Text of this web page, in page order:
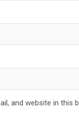
and website in